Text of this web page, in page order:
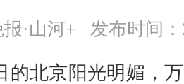
·山河+ 发布时间：
的北京阳光明媚，